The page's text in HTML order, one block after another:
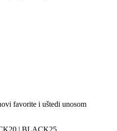
favorite i uštedi unosom